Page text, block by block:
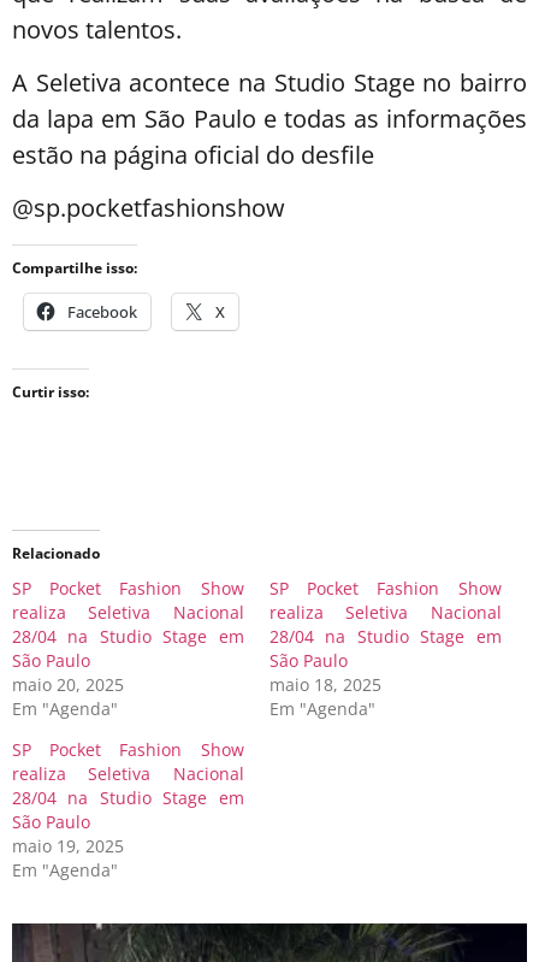
novos talentos.
A Seletiva acontece na Studio Stage no bairro
da lapa em São Paulo e todas as informações
estão na página oficial do desfile
@sp.pocketfashionshow
Compartilhe isso:
Facebook X
Curtir isso:
Relacionado
SP Pocket Fashion Show
realiza Seletiva Nacional
28/04 na Studio Stage em
São Paulo
maio 20, 2025
Em "Agenda"
SP Pocket Fashion Show
realiza Seletiva Nacional
28/04 na Studio Stage em
São Paulo
maio 18, 2025
Em "Agenda"
SP Pocket Fashion Show
realiza Seletiva Nacional
28/04 na Studio Stage em
São Paulo
maio 19, 2025
Em "Agenda"